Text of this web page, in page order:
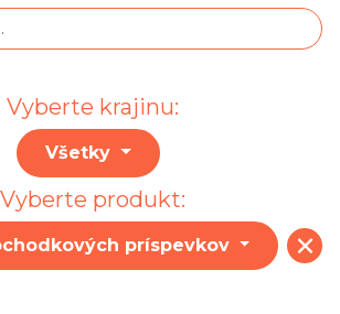
Vyberte krajinu:
Všetky
Vyberte produkt:
príspevkov